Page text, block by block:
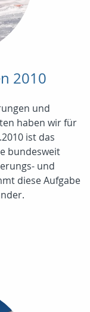
2010
und
haben wir für
ist das
bundesweit
und
diese Aufgabe